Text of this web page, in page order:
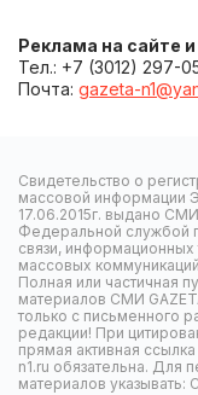
Реклама на сайте и
Тел.: +7 (3012) 297-
Почта: gazeta-
Свидетельство о
массовой информации
17.06.2015г. выдано СМИ
Федеральной службой
связи, информационных
массовых
Полная или частичная
материалов СМИ
только с письменного
редакции! При
прямая активная
n1.ru обязательна. Для
материалов указывать: